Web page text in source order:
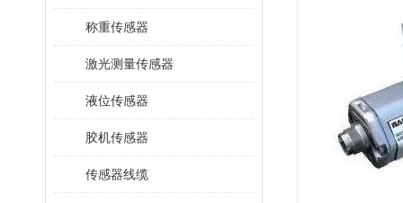
称重传感器
激光测量传感器
液位传感器
胶机传感器
传感器线缆